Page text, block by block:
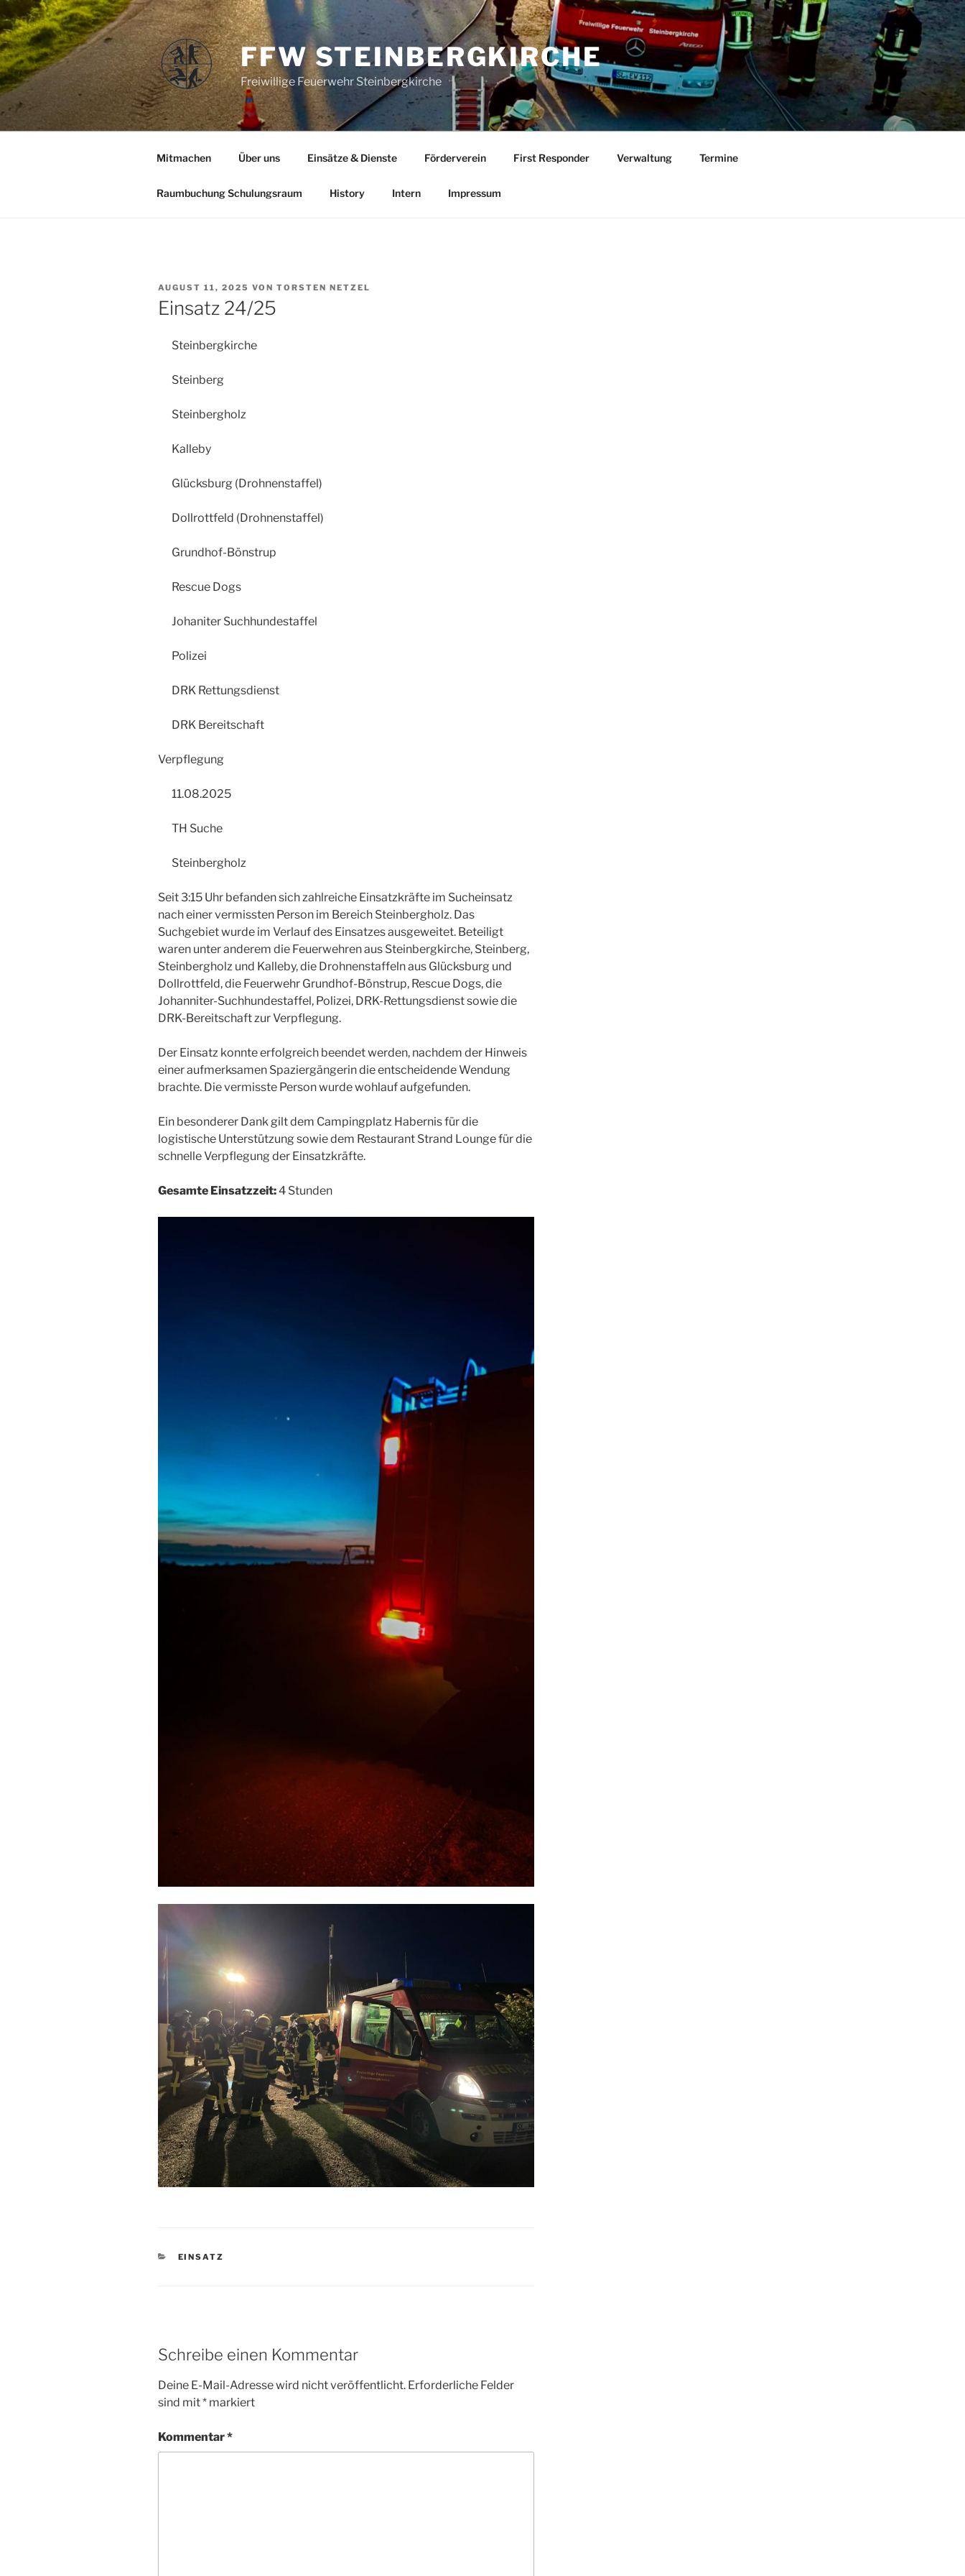
Zum
Inhalt
springen
FFW STEINBERGKIRCHE
Freiwillige Feuerwehr Steinbergkirche
Mitmachen Über uns Einsätze & Dienste Förderverein First Responder Verwaltung Termine
Raumbuchung Schulungsraum History Intern Impressum
VERÖFFENTLICHT
AM
AUGUST 11, 2025 VON TORSTEN NETZEL
Einsatz 24/25
Steinbergkirche
Steinberg
Steinbergholz
Kalleby
Glücksburg (Drohnenstaffel)
Dollrottfeld (Drohnenstaffel)
Grundhof-Bönstrup
Rescue Dogs
Johaniter Suchhundestaffel
Polizei
DRK Rettungsdienst
DRK Bereitschaft
Verpflegung
11.08.2025
TH Suche
Steinbergholz
Seit 3:15 Uhr befanden sich zahlreiche Einsatzkräfte im Sucheinsatz
nach einer vermissten Person im Bereich Steinbergholz. Das
Suchgebiet wurde im Verlauf des Einsatzes ausgeweitet. Beteiligt
waren unter anderem die Feuerwehren aus Steinbergkirche, Steinberg,
Steinbergholz und Kalleby, die Drohnenstaffeln aus Glücksburg und
Dollrottfeld, die Feuerwehr Grundhof-Bönstrup, Rescue Dogs, die
Johanniter-Suchhundestaffel, Polizei, DRK-Rettungsdienst sowie die
DRK-Bereitschaft zur Verpflegung.
Der Einsatz konnte erfolgreich beendet werden, nachdem der Hinweis
einer aufmerksamen Spaziergängerin die entscheidende Wendung
brachte. Die vermisste Person wurde wohlauf aufgefunden.
Ein besonderer Dank gilt dem Campingplatz Habernis für die
logistische Unterstützung sowie dem Restaurant Strand Lounge für die
schnelle Verpflegung der Einsatzkräfte.
Gesamte Einsatzzeit:4 Stunden
KATEGORIEN
EINSATZ
Schreibe einen Kommentar
Deine E-Mail-Adresse wird nicht veröffentlicht. Erforderliche Felder
sind mit* markiert
Kommentar*